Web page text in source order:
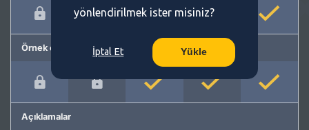
Örnek cümleler
Açıklamalar
yönlendirilmek ister misiniz?
İptal Et Yükle